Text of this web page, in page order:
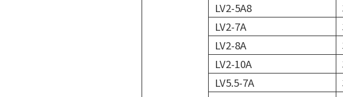
LV2-5A8
LV2-7A
LV2-8A
LV2-10A
LV5.5-7A